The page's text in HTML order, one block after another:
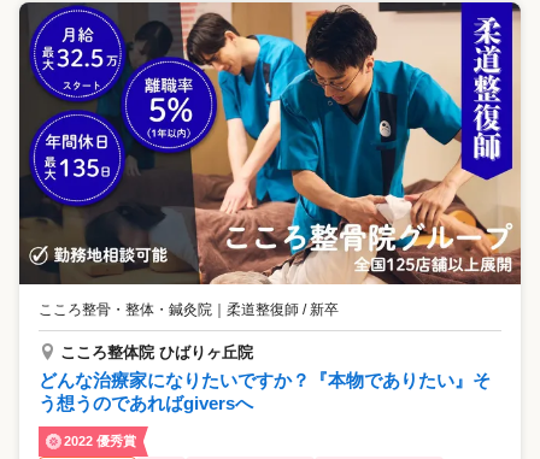
こころ整骨・整体・鍼灸院 柔道整復師 / 新卒
こころ整体院 ひばりヶ丘院
どんな治療家になりたいですか？『本物でありたい』そ
う想うのであればgiversへ
2022 優秀賞